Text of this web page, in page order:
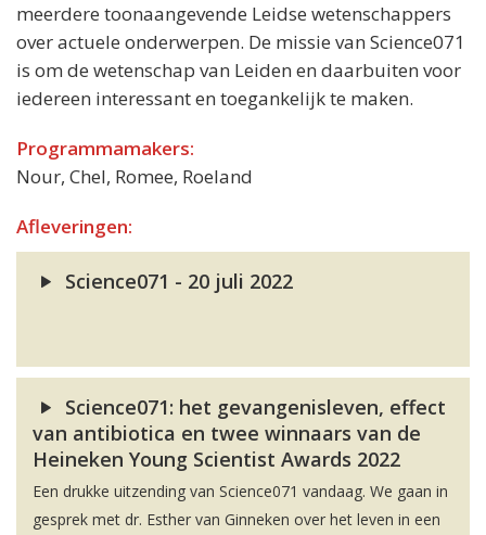
meerdere toonaangevende Leidse wetenschappers
over actuele onderwerpen. De missie van Science071
is om de wetenschap van Leiden en daarbuiten voor
iedereen interessant en toegankelijk te maken.
Programmamakers:
Nour, Chel, Romee, Roeland
Afleveringen:
Science071 - 20 juli 2022
Science071: het gevangenisleven, effect
van antibiotica en twee winnaars van de
Heineken Young Scientist Awards 2022
Een drukke uitzending van Science071 vandaag. We gaan in
gesprek met dr. Esther van Ginneken over het leven in een